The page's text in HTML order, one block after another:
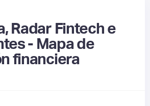
Radar Fintech e
- Mapa de
financiera